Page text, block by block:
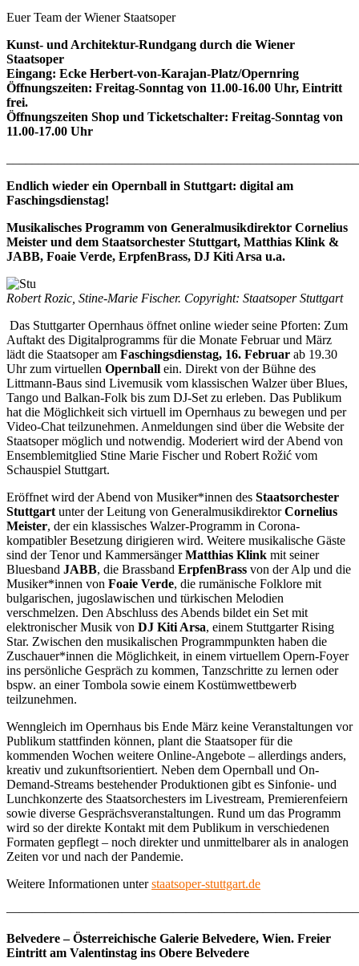
Euer Team der Wiener Staatsoper
Kunst- und Architektur-Rundgang durch die Wiener
Staatsoper
Eingang: Ecke Herbert-von-Karajan-Platz/Opernring
Öffnungszeiten: Freitag-Sonntag von 11.00-16.00 Uhr, Eintritt
frei.
Öffnungszeiten Shop und Ticketschalter: Freitag-Sonntag von
11.00-17.00 Uhr
Endlich wieder ein Opernball in Stuttgart: digital am
Faschingsdienstag!
Musikalisches Programm von Generalmusikdirektor Cornelius
Meister und dem Staatsorchester Stuttgart, Matthias Klink &
JABB, Foaie Verde, ErpfenBrass, DJ Kiti Arsa u.a.
Robert Rozic, Stine-Marie Fischer. Copyright: Staatsoper Stuttgart
Das Stuttgarter Opernhaus öffnet online wieder seine Pforten: Zum
Auftakt des Digitalprogramms für die Monate Februar und März
lädt die Staatsoper am Faschingsdienstag, 16. Februar ab 19.30
Uhr zum virtuellen Opernball ein. Direkt von der Bühne des
Littmann-Baus sind Livemusik vom klassischen Walzer über Blues,
Tango und Balkan-Folk bis zum DJ-Set zu erleben. Das Publikum
hat die Möglichkeit sich virtuell im Opernhaus zu bewegen und per
Video-Chat teilzunehmen. Anmeldungen sind über die Website der
Staatsoper möglich und notwendig. Moderiert wird der Abend von
Ensemblemitglied Stine Marie Fischer und Robert Rožić vom
Schauspiel Stuttgart.
Eröffnet wird der Abend von Musiker*innen des Staatsorchester
Stuttgart unter der Leitung von GeneralmusikdirektorCornelius
Meister, der ein klassisches Walzer-Programm in Corona-
kompatibler Besetzung dirigieren wird. Weitere musikalische Gäste
sind der Tenor und KammersängerMatthias Klink mit seiner
Bluesband JABB, die Brassband ErpfenBrass von der Alp und die
Musiker*innen von Foaie Verde, die rumänische Folklore mit
bulgarischen, jugoslawischen und türkischen Melodien
verschmelzen. Den Abschluss des Abends bildet ein Set mit
elektronischer Musik von DJ Kiti Arsa, einem Stuttgarter Rising
Star. Zwischen den musikalischen Programmpunkten haben die
Zuschauer*innen die Möglichkeit, in einem virtuellem Opern-Foyer
ins persönliche Gespräch zu kommen, Tanzschritte zu lernen oder
bspw. an einer Tombola sowie einem Kostümwettbewerb
teilzunehmen.
Wenngleich im Opernhaus bis Ende März keine Veranstaltungen vor
Publikum stattfinden können, plant die Staatsoper für die
kommenden Wochen weitere Online-Angebote – allerdings anders,
kreativ und zukunftsorientiert. Neben dem Opernball und On-
Demand-Streams bestehender Produktionen gibt es Sinfonie- und
Lunchkonzerte des Staatsorchesters im Livestream, Premierenfeiern
sowie diverse Gesprächsveranstaltungen. Rund um das Programm
wird so der direkte Kontakt mit dem Publikum in verschiedenen
Formaten gepflegt – noch direkter und unmittelbarer als in analogen
Zeiten vor und nach der Pandemie.
Weitere Informationen unterstaatsoper-stuttgart.de
Belvedere – Österreichische Galerie Belvedere, Wien. Freier
Eintritt am Valentinstag ins Obere Belvedere